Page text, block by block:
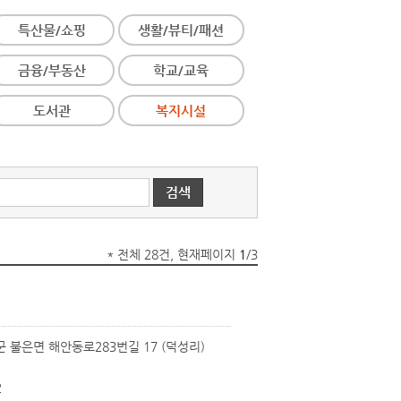
특산물/쇼핑 생활/뷰티/패션
금융/부동산 학교/교육
도서관 복지시설
* 전체 28건, 현재페이지 1/3
불은면 해안동로283번길 17 (덕성리)